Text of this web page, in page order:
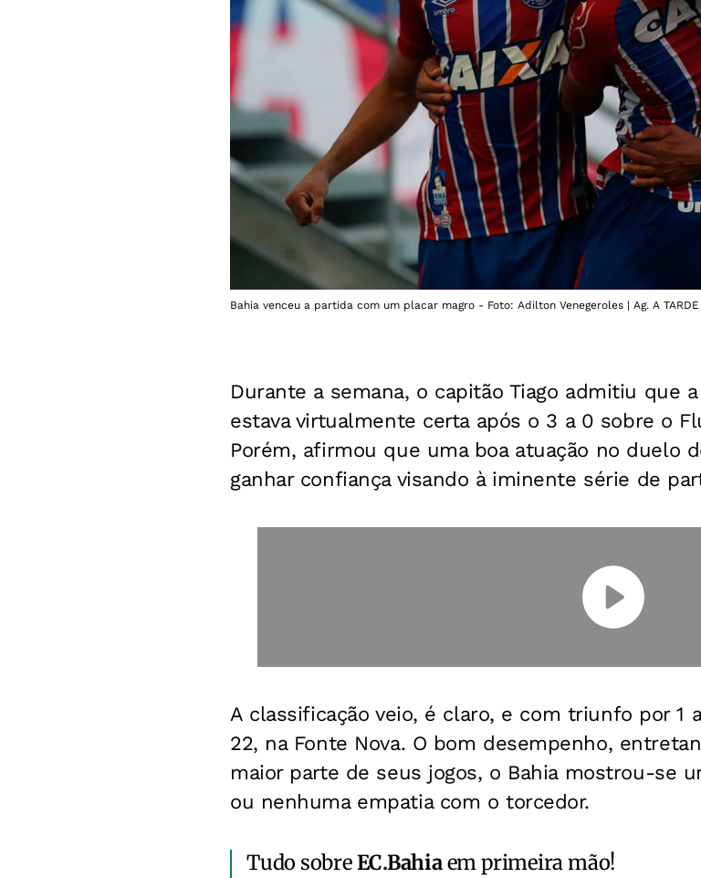
Bahia venceu a partida com um placar magro - Foto: Adilton Venegeroles | Ag. A TARDE
Durante a semana, o capitão Tiago admitiu que
estava virtualmente certa após o 3 a 0 sobre o
Porém, afirmou que uma boa atuação no duelo
ganhar confiança visando à iminente série de
A classificação veio, é claro, e com triunfo por 1
22, na Fonte Nova. O bom desempenho,
maior parte de seus jogos, o Bahia mostrou-se
ou nenhuma empatia com o torcedor.
Tudo sobreEC.Bahiaem primeira mão!